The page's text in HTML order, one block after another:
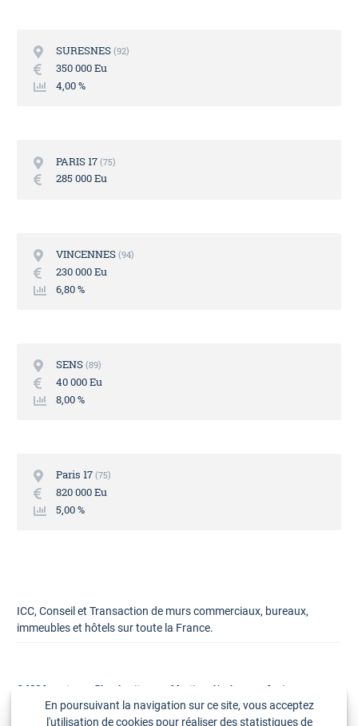
En poursuivant la navigation sur ce site, vous acceptez
l'utilisation de cookies pour réaliser des statistiques de
SURESNES 92
350 000 Eu
4,00 %
PARIS 17 75
285 000 Eu
VINCENNES 94
230 000 Eu
6,80 %
SENS 89
40 000 Eu
8,00 %
Paris 17 75
820 000 Eu
5,00 %
ICC, Conseil et Transaction de murs commerciaux, bureaux,
immeubles et hôtels sur toute la France.
© ICC Invest Plan du site Mentions légales
Lexique
Cookies
Politique de confidentialité Recrutement Contact